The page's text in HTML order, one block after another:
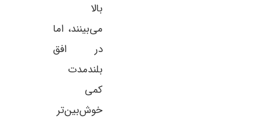
بالا
می‌بینند، اما
در افق
بلندمدت
کمی
خوش‌بین‌تر